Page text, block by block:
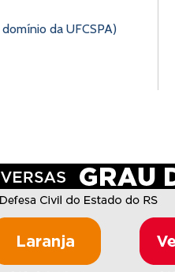
da UFCSPA)